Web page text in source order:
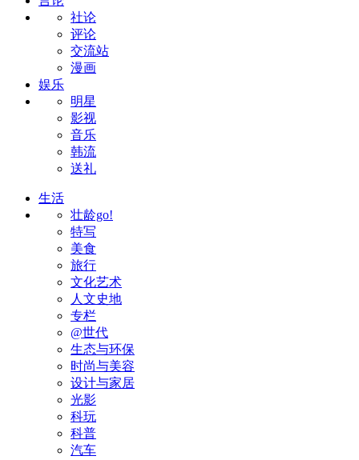
社论
评论
交流站
漫画
娱乐
明星
影视
音乐
韩流
送礼
生活
壮龄go!
特写
美食
旅行
文化艺术
人文史地
专栏
@世代
生态与环保
时尚与美容
设计与家居
光影
科玩
科普
汽车